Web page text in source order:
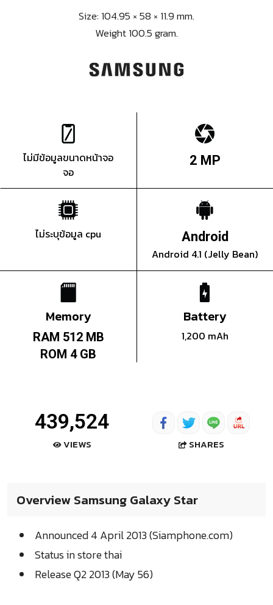
Size: 104.95 × 58 × 11.9 mm.
Weight 100.5 gram.
ไม่มีข้อมูลขนาดหน้าจอ
จอ
2 MP
ไม่ระบุข้อมูล cpu Android
Android 4.1 (Jelly Bean)
Memory
RAM 512 MB
ROM 4 GB
Battery
1,200 mAh
439,524
VIEWS SHARES
Overview Samsung Galaxy Star
Announced 4 April 2013 (Siamphone.com)
Status in store thai
Release Q2 2013 (May 56)